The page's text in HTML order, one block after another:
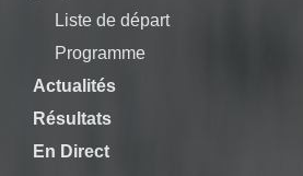
Liste de départ
Programme
Actualités
Résultats
En Direct